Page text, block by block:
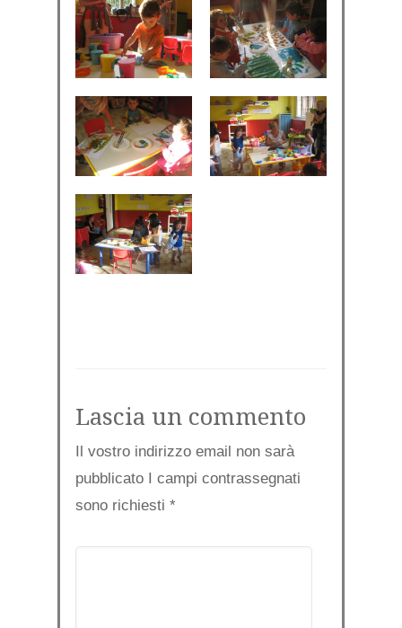
Lascia un commento
Il vostro indirizzo email non sarà
pubblicato I campi contrassegnati
sono richiesti *